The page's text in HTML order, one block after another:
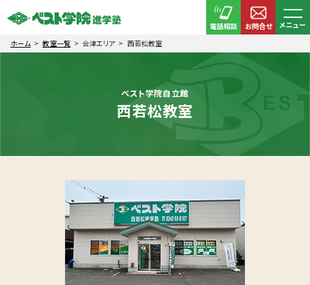
電話相談 お問合せ
メニュー
ホーム
教室一覧 会津エリア 西若松教室
ベスト学院自立館
西若松教室